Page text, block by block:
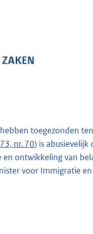
ZAKEN
toegezonden
nr. 70) is
ontwikkeling van
voor Immigratie en